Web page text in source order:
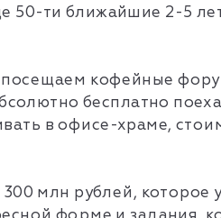
50-ти ближайшие 2-5
кофейные
бесплатно
в офисе-храме,
млн рублей, которое